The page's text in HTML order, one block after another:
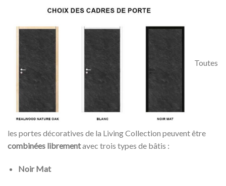
Toutes
les portes décoratives de la Living Collection peuvent être
combinées librementavec trois types de bâtis :
Noir Mat